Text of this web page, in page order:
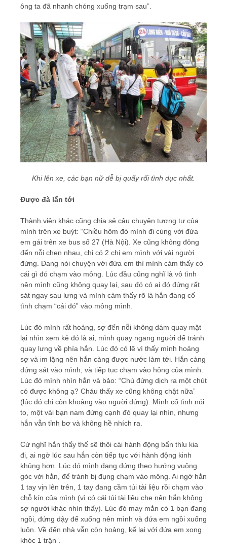
ông ta đã nhanh chóng xuống trạm sau”.
Khi lên xe, các bạn nữ dễ bị quấy rối tình dục nhất.
Được đà lấn tới
Thành viên khác cũng chia sẻ câu chuyện tương tự của
mình trên xe buýt: “Chiều hôm đó mình đi cùng với đứa
em gái trên xe bus số 27 (Hà Nội). Xe cũng không đông
đến nỗi chen nhau, chỉ có 2 chị em mình với vài người
đứng. Đang nói chuyện với đứa em thì mình cảm thấy có
cái gì đó chạm vào mông. Lúc đầu cũng nghĩ là vô tình
nên mình cũng không quay lại, sau đó có ai đó đứng rất
sát ngay sau lưng và mình cảm thấy rõ là hắn đang cố
tình chạm “cái đó” vào mông mình.
Lúc đó mình rất hoảng, sợ đến nỗi không dám quay mặt
lại nhìn xem kẻ đó là ai, mình quay ngang người để tránh
quay lưng về phía hắn. Lúc đó có lẽ vì thấy mình hoảng
sợ và im lặng nên hắn càng được nước làm tới. Hắn càng
đứng sát vào mình, và tiếp tục chạm vào hông của mình.
Lúc đó mình nhìn hắn và bảo: “Chú đứng dịch ra một chút
có được không ạ? Cháu thấy xe cũng không chật nữa”
(lúc đó chỉ còn khoảng vào người đứng). Mình cố tình nói
to, một vài bạn nam đứng cạnh đó quay lại nhìn, nhưng
hắn vẫn tỉnh bơ và không hề nhích ra.
Cứ nghĩ hắn thấy thế sẽ thôi cái hành động bẩn thỉu kia
đi, ai ngờ lúc sau hắn còn tiếp tục với hành động kinh
khủng hơn. Lúc đó mình đang đứng theo hướng vuông
góc với hắn, để tránh bị đụng chạm vào mông. Ai ngờ hắn
1 tay vịn lên trên, 1 tay đang cầm túi tài liệu rồi chạm vào
chỗ kín của mình (vì có cái túi tài liệu che nên hắn không
sợ người khác nhìn thấy). Lúc đó may mắn có 1 bạn đang
ngồi, đứng dậy để xuống nên mình và đứa em ngồi xuống
luôn. Về đến nhà vẫn còn hoảng, kể lại với đứa em xong
khóc 1 trận”.